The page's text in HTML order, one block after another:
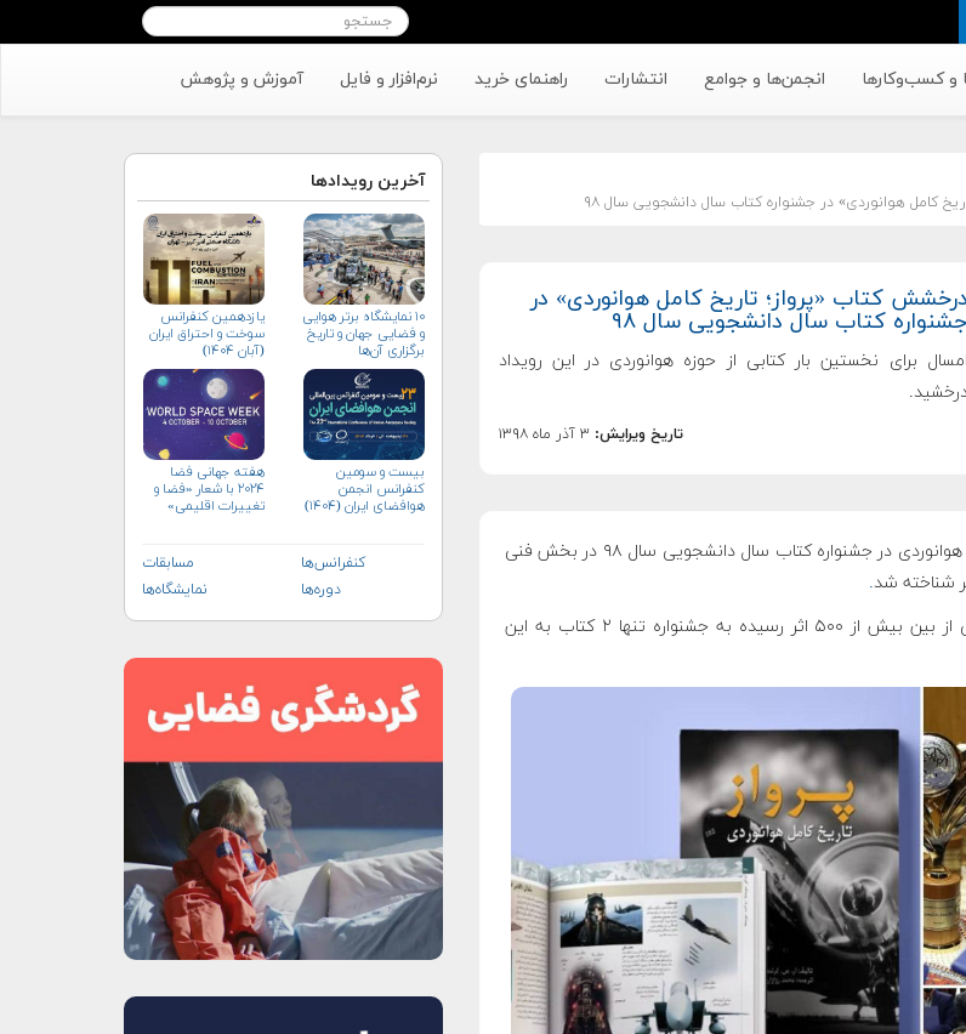
و کسب‌وکار‌ها انجمن‌ها و جوامع انتشارات راهنمای خرید نرم‌افزار و فایل آموزش و پژوهش
کامل هوانوردی» در جشنواره کتاب سال دانشجویی سال ۹۸
درخشش کتاب «پرواز؛ تاریخ کامل هوانوردی» در
جشنواره کتاب سال دانشجویی سال ۹۸
امسال برای نخستین بار کتابی از حوزه هوانوردی در این رویداد
تاریخ ویرایش: ۳ آذر ماه ۱۳۹۸
کتاب پرواز؛ تاریخ کامل هوانوردی در جشنواره کتاب سال دانشجویی سال ۹۸ در بخش فنی
شناخته شد.
در بخش فنی مهندسی از بین بیش از ۵۰۰ اثر رسیده به جشنواره تنها ۲ کتاب به این
آخرین رویدادها
۱۰ نمایشگاه برتر هوایی
و فضایی جهان و تاریخ
برگزاری آن‌ها
یازدهمین کنفرانس
سوخت و احتراق ایران
(آبان‌ ۱۴۰۴)
بیست و سومین
کنفرانس انجمن
هوافضای ايران (۱۴۰۴)
هفته جهانی فضا
۲۰۲۴ با شعار «فضا و
تغییرات اقلیمی»
کنفرانس‌ها
مسابقات
دوره‌ها
نمایشگاه‌ها